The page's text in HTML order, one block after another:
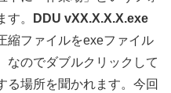
。
DDU vXX.X.X.X.exe
縮ファイルをexeファイル
なのでダブルクリックして
る場所を聞かれます。今回